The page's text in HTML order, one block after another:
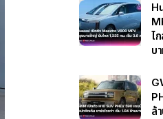
ไ
บ
ล้